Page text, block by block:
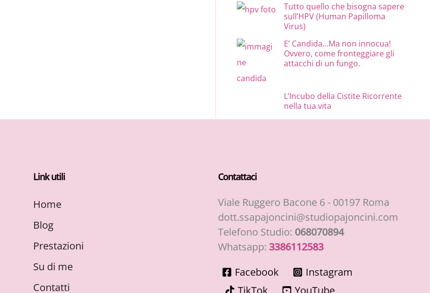
Tutto quello che bisogna sapere
sull’HPV (Human Papilloma
Virus)
E’ Candida…Ma non innocua!
Ovvero, come fronteggiare gli
attacchi di un fungo.
L’Incubo della Cistite Ricorrente
nella tua vita
Link utili
Home
Blog
Prestazioni
Su di me
Contatti
Contattaci
Viale Ruggero Bacone 6 - 00197 Roma
dott.ssapajoncini@studiopajoncini.com
Telefono Studio: 068070894
Whatsapp: 3386112583
Facebook
Instagram
TikTok
YouTube